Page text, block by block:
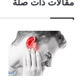
مقالات ذات صلة